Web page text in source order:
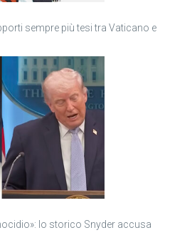
sempre più tesi tra Vaticano e
lo storico Snyder accusa